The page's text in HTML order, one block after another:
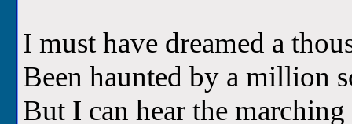
I must have dreamed a
Been haunted by a million
But I can hear the marching